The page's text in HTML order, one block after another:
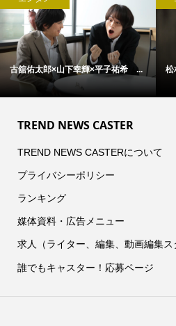
』 【第5話ネ... アン・ハサウェイ×ユア
TREND NEWS CASTER
TREND NEWS CASTERについて
プライバシーポリシー
ランキング
媒体資料・広告メニュー
求人（ライター、編集、動画編集ス
誰でもキャスター！応募ページ